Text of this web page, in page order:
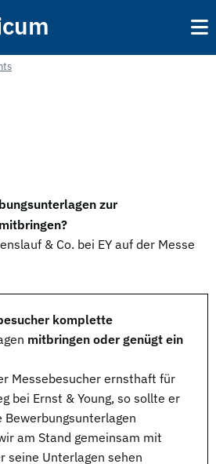
zur
& Co. bei EY auf der Messe
komplette
mitbringen oder genügt ein
Messebesucher ernsthaft für
bei Ernst & Young, so sollte er
Bewerbungsunterlagen
am Stand gemeinsam mit
seine Unterlagen sehen